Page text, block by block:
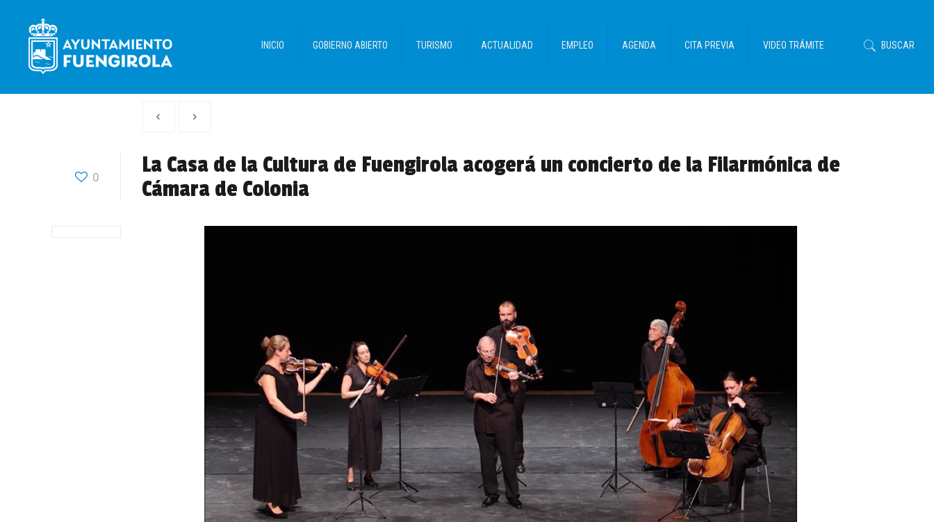
INICIO GOBIERNO ABIERTO TURISMO ACTUALIDAD EMPLEO AGENDA CITA PREVIA VIDEO TRÁMITE BUSCAR
anterior
0
La Casa de la Cultura de Fuengirola acogerá un concierto de la Filarmónica de
Cámara de Colonia